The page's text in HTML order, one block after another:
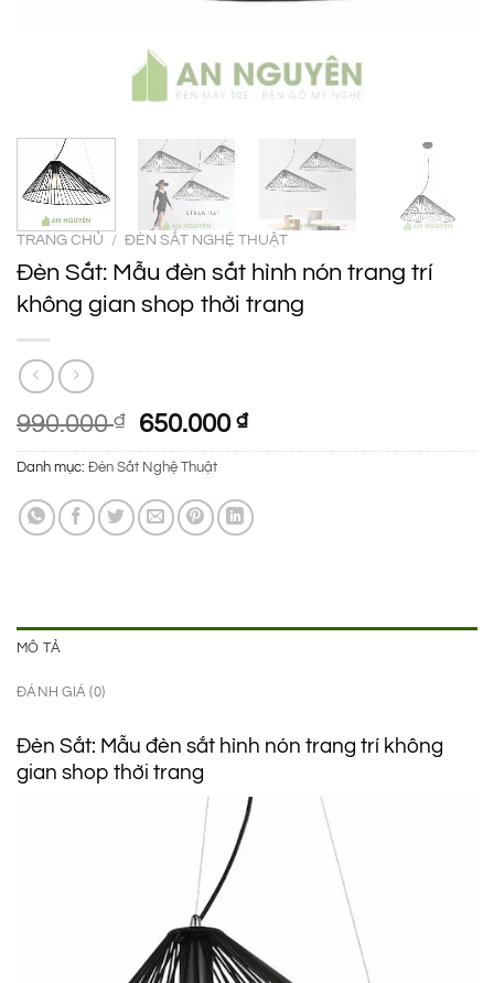
TRANG CHỦ / ĐÈN SẮT NGHỆ THUẬT
Đèn Sắt: Mẫu đèn sắt hình nón trang trí
không gian shop thời trang
990.000₫
Giá
gốc
là:
990.000 ₫.
650.000₫Giá
hiện
là:
650.000 ₫.
Danh mục: Đèn Sắt Nghệ Thuật
MÔ TẢ
ĐÁNH GIÁ (0)
Đèn Sắt: Mẫu đèn sắt hình nón trang trí không
gian shop thời trang